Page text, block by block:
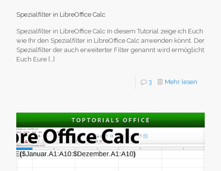
Spezialfilter in LibreOffice Calc
Spezialfilter in LibreOffice Calc In diesem Tutorial zeige ich Euch
wie Ihr den Spezialfilter in LibreOffice Calc anwenden könnt. Der
Spezialfilter der auch erweiterter Filter genannt wird ermöglicht
Euch Eure […]
3 Mehr lesen